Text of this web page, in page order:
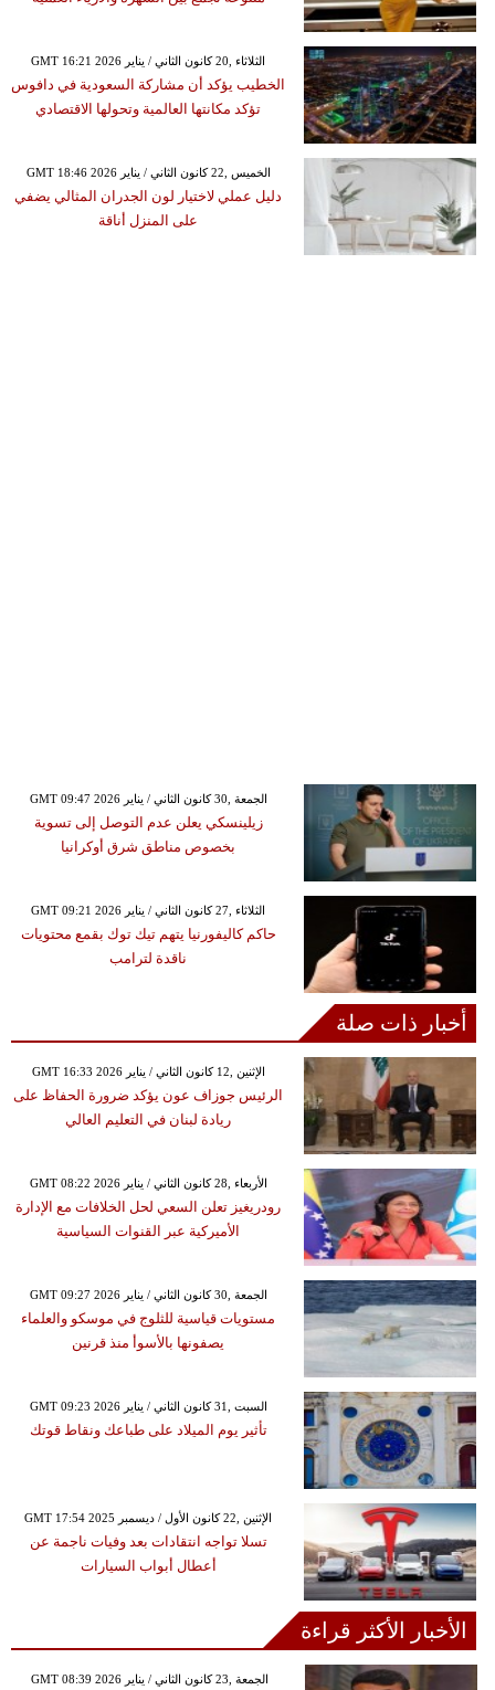
GMT 16:21 2026 الثلاثاء ,20 كانون الثاني / يناير
الخطيب يؤكد أن مشاركة السعودية في دافوس
تؤكد مكانتها العالمية وتحولها الاقتصادي
GMT 18:46 2026 الخميس ,22 كانون الثاني / يناير
دليل عملي لاختيار لون الجدران المثالي يضفي
على المنزل أناقة
GMT 09:47 2026 الجمعة ,30 كانون الثاني / يناير
زيلينسكي يعلن عدم التوصل إلى تسوية
بخصوص مناطق شرق أوكرانيا
GMT 09:21 2026 الثلاثاء ,27 كانون الثاني / يناير
حاكم كاليفورنيا يتهم تيك توك بقمع محتويات
ناقدة لترامب
أخبار ذات صلة
GMT 16:33 2026 الإثنين ,12 كانون الثاني / يناير
الرئيس جوزاف عون يؤكد ضرورة الحفاظ على
ريادة لبنان في التعليم العالي
GMT 08:22 2026 الأربعاء ,28 كانون الثاني / يناير
رودريغيز تعلن السعي لحل الخلافات مع الإدارة
الأميركية عبر القنوات السياسية
GMT 09:27 2026 الجمعة ,30 كانون الثاني / يناير
مستويات قياسية للثلوج في موسكو والعلماء
يصفونها بالأسوأ منذ قرنين
GMT 09:23 2026 السبت ,31 كانون الثاني / يناير
تأثير يوم الميلاد على طباعك ونقاط قوتك
GMT 17:54 2025 الإثنين ,22 كانون الأول / ديسمبر
تسلا تواجه انتقادات بعد وفيات ناجمة عن
أعطال أبواب السيارات
الأخبار الأكثر قراءة
GMT 08:39 2026 الجمعة ,23 كانون الثاني / يناير